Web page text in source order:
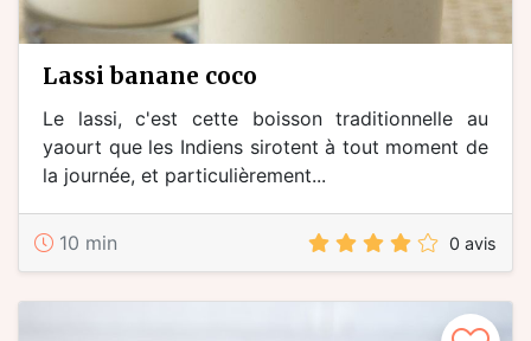
lassi banane coco
Le lassi, c'est cette boisson traditionnelle au
yaourt que les Indiens sirotent à tout moment de
la journée, et particulièrement...
10 min 0 avis